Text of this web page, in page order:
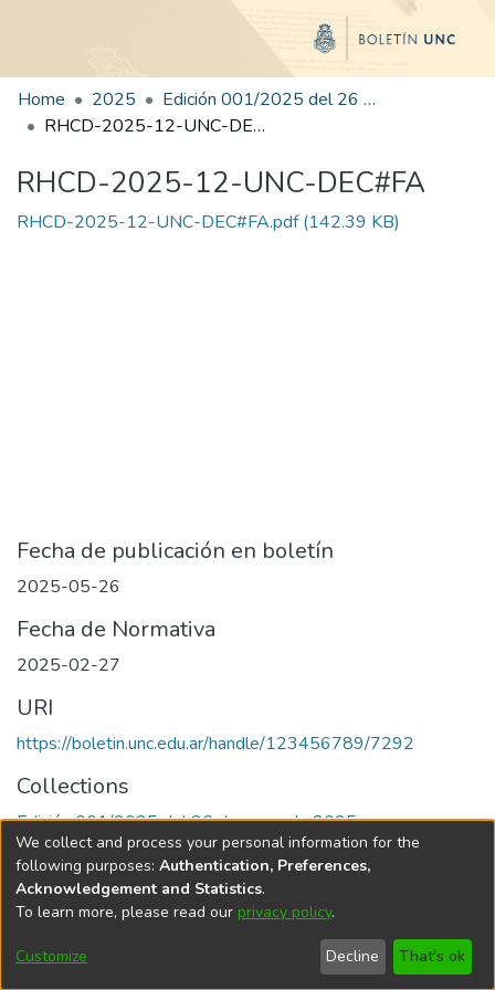
Home 2025
Edición 001/2025 del 26 de mayo de 2025
RHCD-2025-12-UNC-DEC#FA
RHCD-2025-12-UNC-DEC#FA
RHCD-2025-12-UNC-DEC#FA.pdf(142.39 KB)
Fecha de publicación en boletín
2025-05-26
Fecha de Normativa
2025-02-27
URI
https://boletin.unc.edu.ar/handle/123456789/7292
Collections
Edición 001/2025 del 26 de mayo de 2025
Universidad Nacional de Córdoba
We collect and process your personal information for the
following purposes: Authentication, Preferences,
Acknowledgement and Statistics.
To learn more, please read our privacy policy.
Customize Decline That's ok